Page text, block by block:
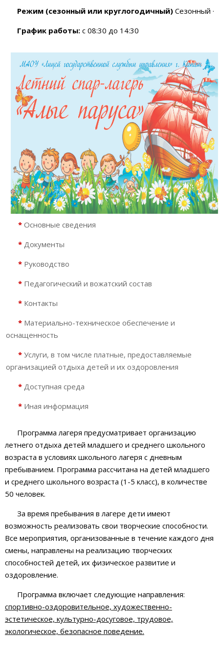
Режим (сезонный или круглогодичный) Сезонный ·
График работы: с 08:30 до 14:30
* Основные сведения
* Документы
* Руководство
* Педагогический и вожатский состав
* Контакты
* Материально-техническое обеспечение и
оснащенность
* Услуги, в том числе платные, предоставляемые
организацией отдыха детей и их оздоровления
* Доступная среда
* Иная информация
Программа лагеря предусматривает организацию
летнего отдыха детей младшего и среднего школьного
возраста в условиях школьного лагеря с дневным
пребыванием. Программа рассчитана на детей младшего
и среднего школьного возраста (1-5 класс), в количестве
50 человек.
За время пребывания в лагере дети имеют
возможность реализовать свои творческие способности.
Все мероприятия, организованные в течение каждого дня
смены, направлены на реализацию творческих
способностей детей, их физическое развитие и
оздоровление.
Программа включает следующие направления:
спортивно-оздоровительное, художественно-
эстетическое, культурно-досуговое, трудовое,
экологическое, безопасное поведение.